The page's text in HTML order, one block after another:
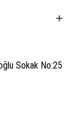
Sokak No:25